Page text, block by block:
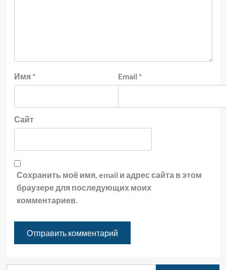
Имя * Email *
Сайт
Сохранить моё имя, email и адрес сайта в этом
браузере для последующих моих
комментариев.